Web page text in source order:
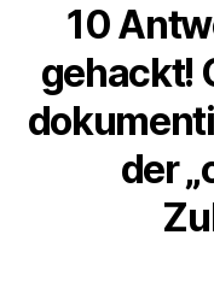
10
gehackt!
der